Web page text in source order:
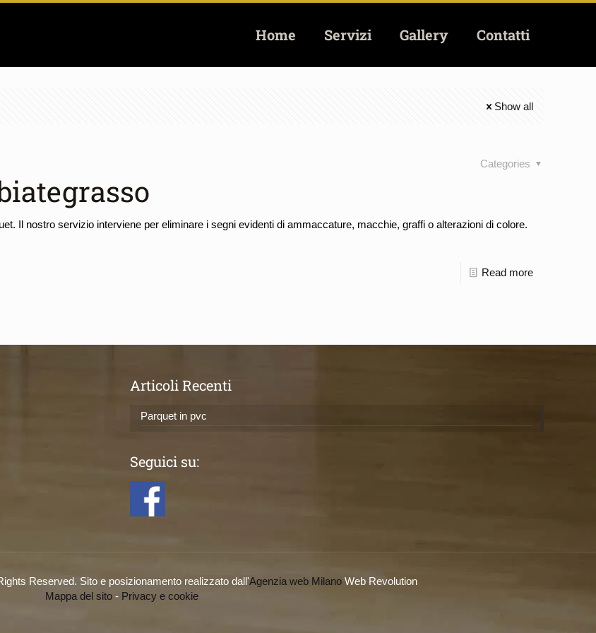
Home Servizi Gallery Contatti
Show all
Categories
Il nostro servizio interviene per eliminare i segni evidenti di ammaccature, macchie, graffi o alterazioni di colore.
Read more
Articoli Recenti
Parquet in pvc
Seguici su:
Reserved. Sito e posizionamento realizzato dall'Agenzia web Milano Web Revolution
Mappa del sito- Privacy e cookie